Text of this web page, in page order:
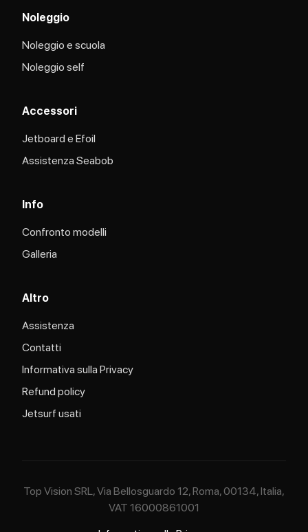
Noleggio
Noleggio e scuola
Noleggio self
Accessori
Jetboard e Efoil
Assistenza Seabob​
Info
Confronto modelli
Galleria
Altro
Assistenza
Contatti
Informativa sulla Privacy
Refund policy
Jetsurf usati
Top Vision SRL, Via Bellosguardo 12, Roma, 00134, Italia,
VAT 16000861001